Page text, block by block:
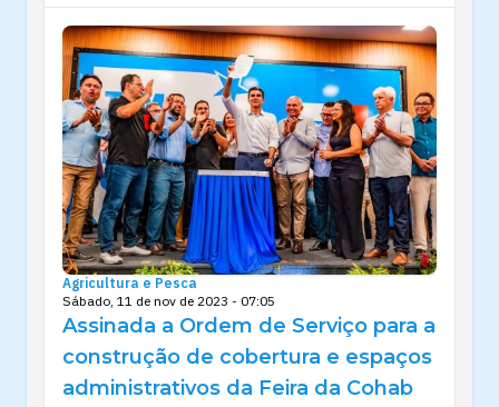
Agricultura e Pesca
Sábado, 11 de nov de 2023 - 07:05
Assinada a Ordem de Serviço para a
construção de cobertura e espaços
administrativos da Feira da Cohab